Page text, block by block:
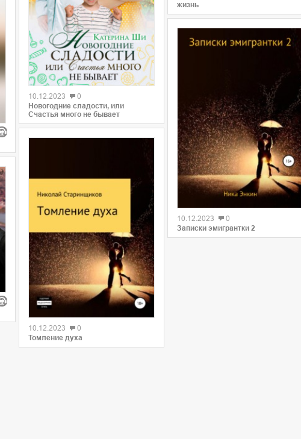
0
10.12.2023
0
Новогодние сладости, или
Счастья много не бывает
10.12.2023
0
Томление духа
жизнь
10.12.2023
0
Записки эмигрантки 2